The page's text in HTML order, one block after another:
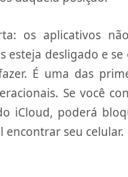
os aplicativos
esteja desligado e
É uma das
Se você
iCloud, poderá
encontrar seu celular.